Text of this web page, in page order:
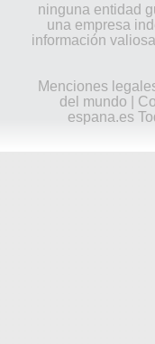
ninguna entidad
una empresa
información
Menciones
del mundo |
espana.es